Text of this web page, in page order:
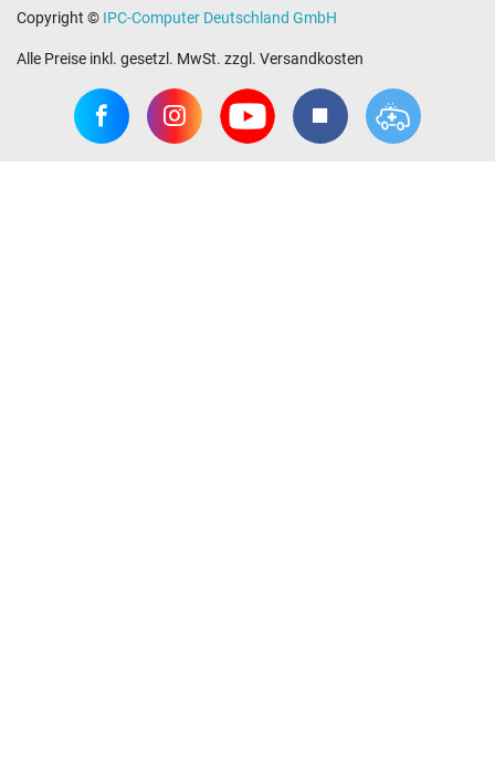
Copyright © IPC-Computer Deutschland GmbH
Alle Preise inkl. gesetzl. MwSt. zzgl. Versandkosten